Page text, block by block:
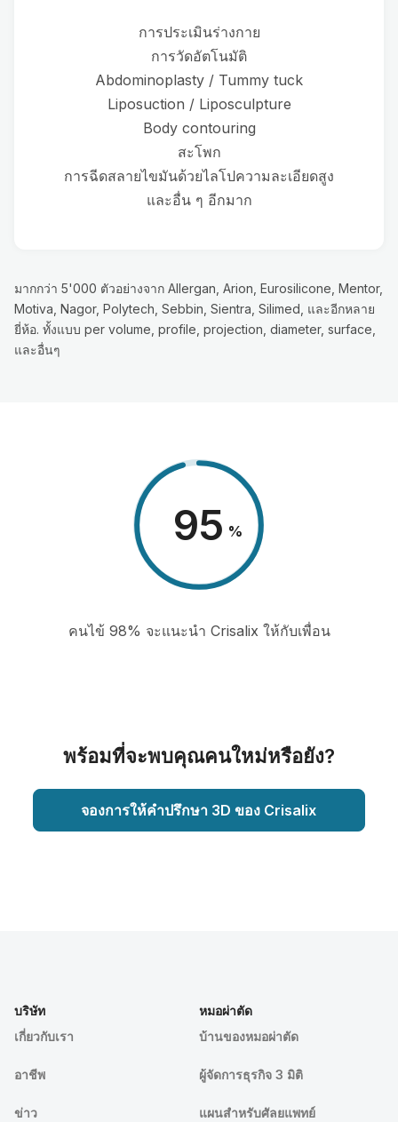
การประเมินร่างกาย
การวัดอัตโนมัติ
Abdominoplasty / Tummy tuck
Liposuction / Liposculpture
Body contouring
สะโพก
การฉีดสลายไขมันด้วยไลโปความละเอียดสูง
และอื่น ๆ อีกมาก
มากกว่า 5'000 ตัวอย่างจาก Allergan, Arion, Eurosilicone, Mentor,
Motiva, Nagor, Polytech, Sebbin, Sientra, Silimed, และอีกหลาย
ยี่ห้อ. ทั้งแบบ per volume, profile, projection, diameter, surface,
และอื่นๆ
98 %
คนไข้ 98% จะแนะนำ Crisalix ให้กับเพื่อน
พร้อมที่จะพบคุณคนใหม่หรือยัง?
จองการให้คำปรึกษา 3D ของ Crisalix
บริษัท
เกี่ยวกับเรา
อาชีพ
ข่าว
หมอผ่าตัด
บ้านของหมอผ่าตัด
ผู้จัดการธุรกิจ 3 มิติ
แผนสำหรับศัลยแพทย์